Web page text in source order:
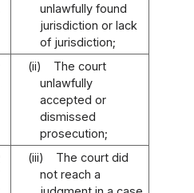
unlawfully found
jurisdiction or lack
of jurisdiction;
(ii)
The court
unlawfully
accepted or
dismissed
prosecution;
(iii)
The court did
not reach a